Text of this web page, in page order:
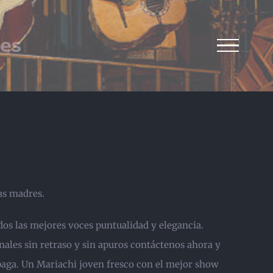
madres.
las mejores voces puntualidad y elegancia.
sin retraso y sin apuros contáctenos ahora y
Un Mariachi joven fresco con el mejor show